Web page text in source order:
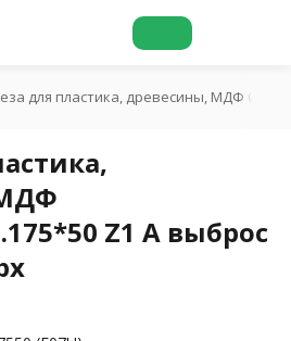
для пластика, древесины, МДФ
Z1 A выброс